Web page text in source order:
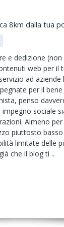
8km dalla tua
e dedizione
web per il
ad aziende
per il bene
penso
sociale
Almeno per
piuttosto basso
limitate delle
che il blog ti ..